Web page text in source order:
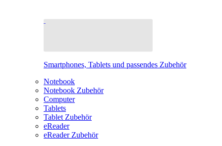
Smartphones, Tablets und passendes Zubehör
Notebook
Notebook Zubehör
Computer
Tablets
Tablet Zubehör
eReader
eReader Zubehör